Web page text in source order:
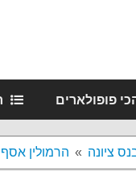
פופולארים
ציונה הרמולין אסף